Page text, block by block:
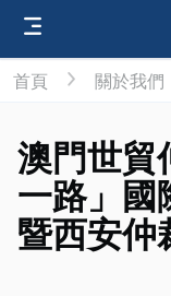
首頁 關於我們
澳門世貿
一路」國
暨西安仲